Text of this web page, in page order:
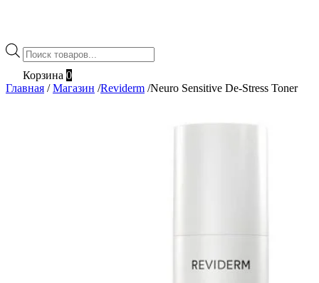
Поиск
товаров
Корзина 0
Главная / Магазин /Reviderm /Neuro Sensitive De-Stress Toner